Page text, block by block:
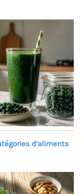
d’aliments